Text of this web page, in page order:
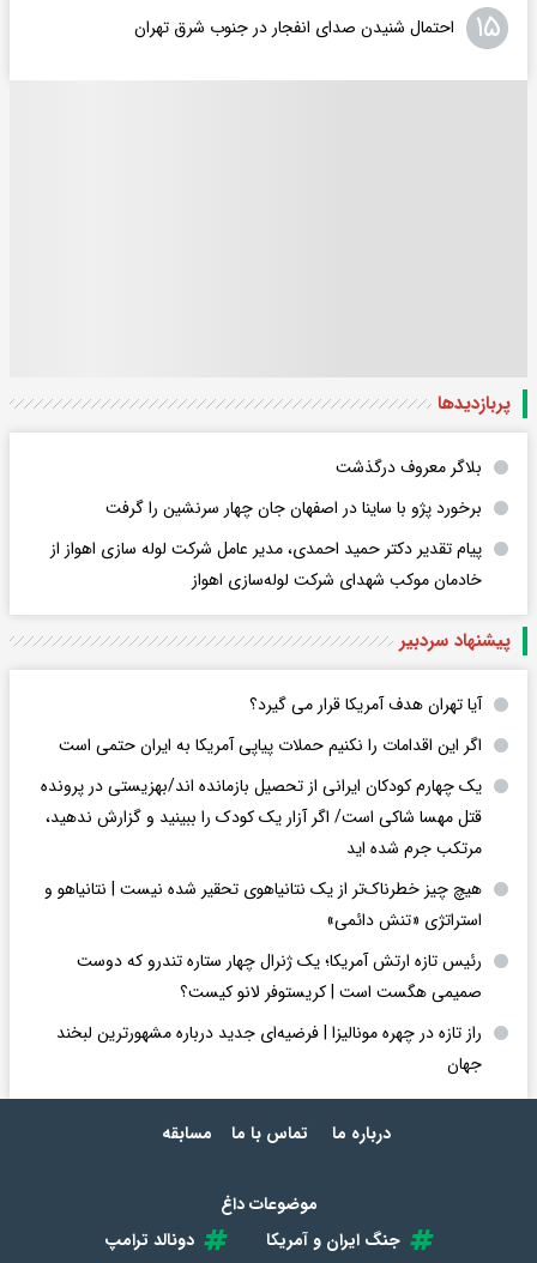
۱۵ احتمال شنیدن صدای انفجار در جنوب شرق تهران
پربازدید‌ها
بلاگر معروف درگذشت
برخورد پژو با ساینا در اصفهان جان چهار سرنشین را گرفت
پیام تقدیر دکتر حمید احمدی، مدیر عامل شرکت لوله سازی اهواز از
خادمان موکب شهدای شرکت لوله‌سازی اهواز
پیشنهاد سردبیر
آیا تهران هدف آمریکا قرار می گیرد؟
اگر این اقدامات را نکنیم حملات پیاپی آمریکا به ایران حتمی است
یک چهارم کودکان ایرانی از تحصیل بازمانده اند/بهزیستی در پرونده
قتل مهسا شاکی است/ اگر آزار یک کودک را ببینید و گزارش ندهید،
مرتکب جرم شده اید
هیچ چیز خطرناک‌تر از یک نتانیاهوی تحقیر شده نیست | نتانیاهو و
استراتژی «تنش دائمی»
رئیس تازه ارتش آمریکا؛ یک ژنرال چهار ستاره تندرو که دوست
صمیمی هگست است | کریستوفر لانو کیست؟
راز تازه در چهره مونالیزا | فرضیه‌ای جدید درباره مشهورترین لبخند
جهان
درباره ما تماس با ما مسابقه
موضوعات داغ
جنگ ایران و آمریکا
دونالد ترامپ